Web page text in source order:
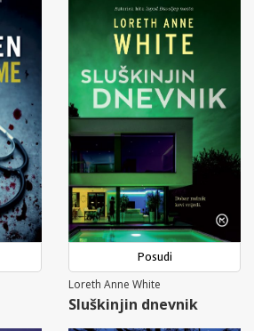
Posudi
Loreth Anne White
Sluškinjin dnevnik